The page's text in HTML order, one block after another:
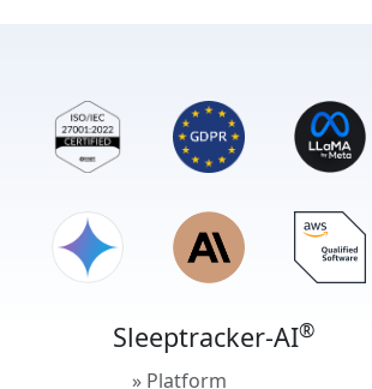
Sleeptracker-AI®
» Platform